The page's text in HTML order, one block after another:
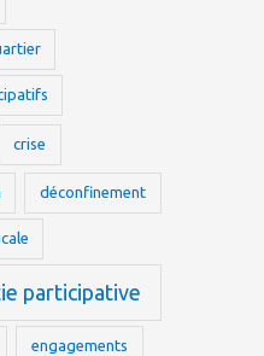
crise
déconfinement
participative
engagements